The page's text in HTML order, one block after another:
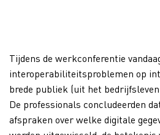
Tijdens de werkconferentie
interoperabiliteitsproblemen op
brede publiek (uit het bedrijfsleven
De professionals concludeerden
afspraken over welke digitale